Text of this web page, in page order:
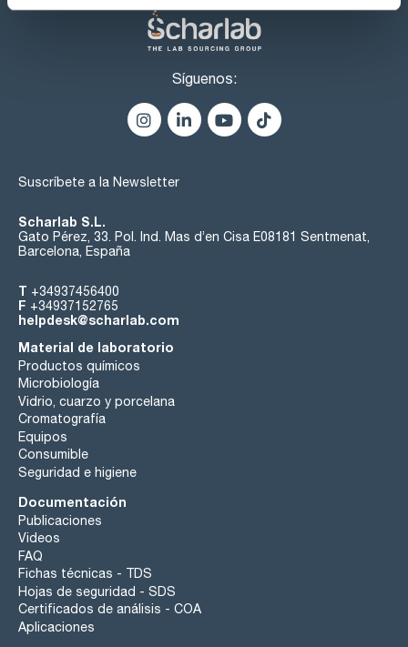
Síguenos:
Suscríbete a la Newsletter
Scharlab S.L.
Gato Pérez, 33. Pol. Ind. Mas d’en Cisa E08181 Sentmenat,
Barcelona, España
T +34937456400
F +34937152765
helpdesk@scharlab.com
Material de laboratorio
Productos químicos
Microbiología
Vidrio, cuarzo y porcelana
Cromatografía
Equipos
Consumible
Seguridad e higiene
Documentación
Publicaciones
Videos
FAQ
Fichas técnicas - TDS
Hojas de seguridad - SDS
Certificados de análisis - COA
Aplicaciones